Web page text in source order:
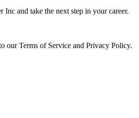
Inc and take the next step in your career.
our Terms of Service and Privacy Policy.